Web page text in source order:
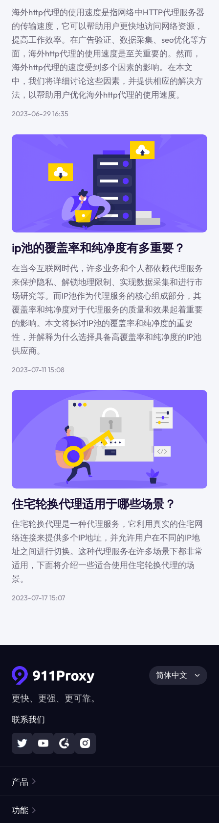
海外http代理的使用速度是指网络中HTTP代理服务器
的传输速度，它可以帮助用户更快地访问网络资源，
提高工作效率。在广告验证、数据采集、seo优化等方
面，海外http代理的使用速度是至关重要的。然而，
海外http代理的速度受到多个因素的影响。在本文
中，我们将详细讨论这些因素，并提供相应的解决方
法，以帮助用户优化海外http代理的使用速度。
2023-06-29 16:35
ip池的覆盖率和纯净度有多重要？
在当今互联网时代，许多业务和个人都依赖代理服务
来保护隐私、解锁地理限制、实现数据采集和进行市
场研究等。而IP池作为代理服务的核心组成部分，其
覆盖率和纯净度对于代理服务的质量和效果起着重要
的影响。本文将探讨IP池的覆盖率和纯净度的重要
性，并解释为什么选择具备高覆盖率和纯净度的IP池
供应商。
2023-07-11 15:08
住宅轮换代理适用于哪些场景？
住宅轮换代理是一种代理服务，它利用真实的住宅网
络连接来提供多个IP地址，并允许用户在不同的IP地
址之间进行切换。这种代理服务在许多场景下都非常
适用，下面将介绍一些适合使用住宅轮换代理的场
景。
2023-07-17 15:07
更快、更强、更可靠。
联系我们
简体中文
产品
功能